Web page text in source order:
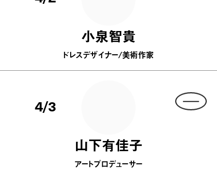
小泉智貴
ドレスデザイナー/美術作家
4/3
山下有佳子
アートプロデューサー